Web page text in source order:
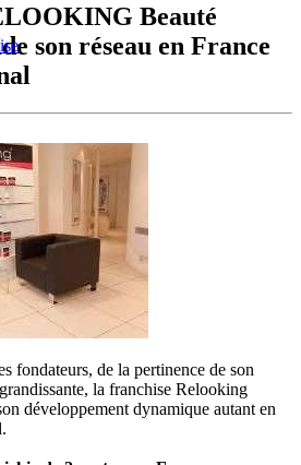
Beauté
son réseau en France
fondateurs, de la pertinence de son
la franchise Relooking
développement dynamique autant en